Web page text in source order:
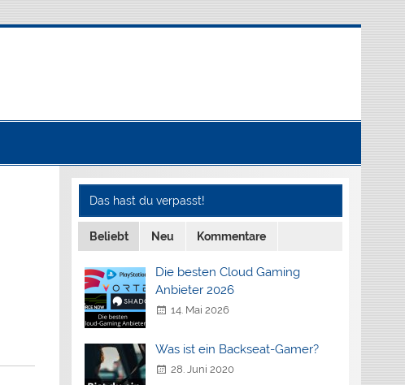
Das hast du verpasst!
Beliebt Neu Kommentare
Die besten Cloud Gaming
Anbieter 2026
14. Mai 2026
Was ist ein Backseat-Gamer?
28. Juni 2020